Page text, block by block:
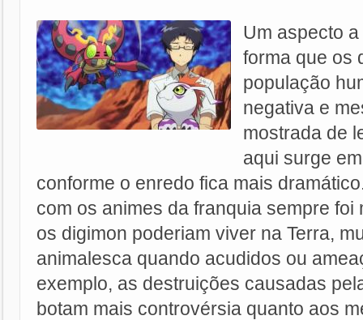
Um aspecto
forma que os
população
negativa e
mostrada de
aqui surge
conforme o enredo fica mais
com os animes da franquia sempre
os digimon poderiam viver na Terra,
animalesca quando acudidos ou
exemplo, as destruições causadas
botam mais controvérsia quanto aos